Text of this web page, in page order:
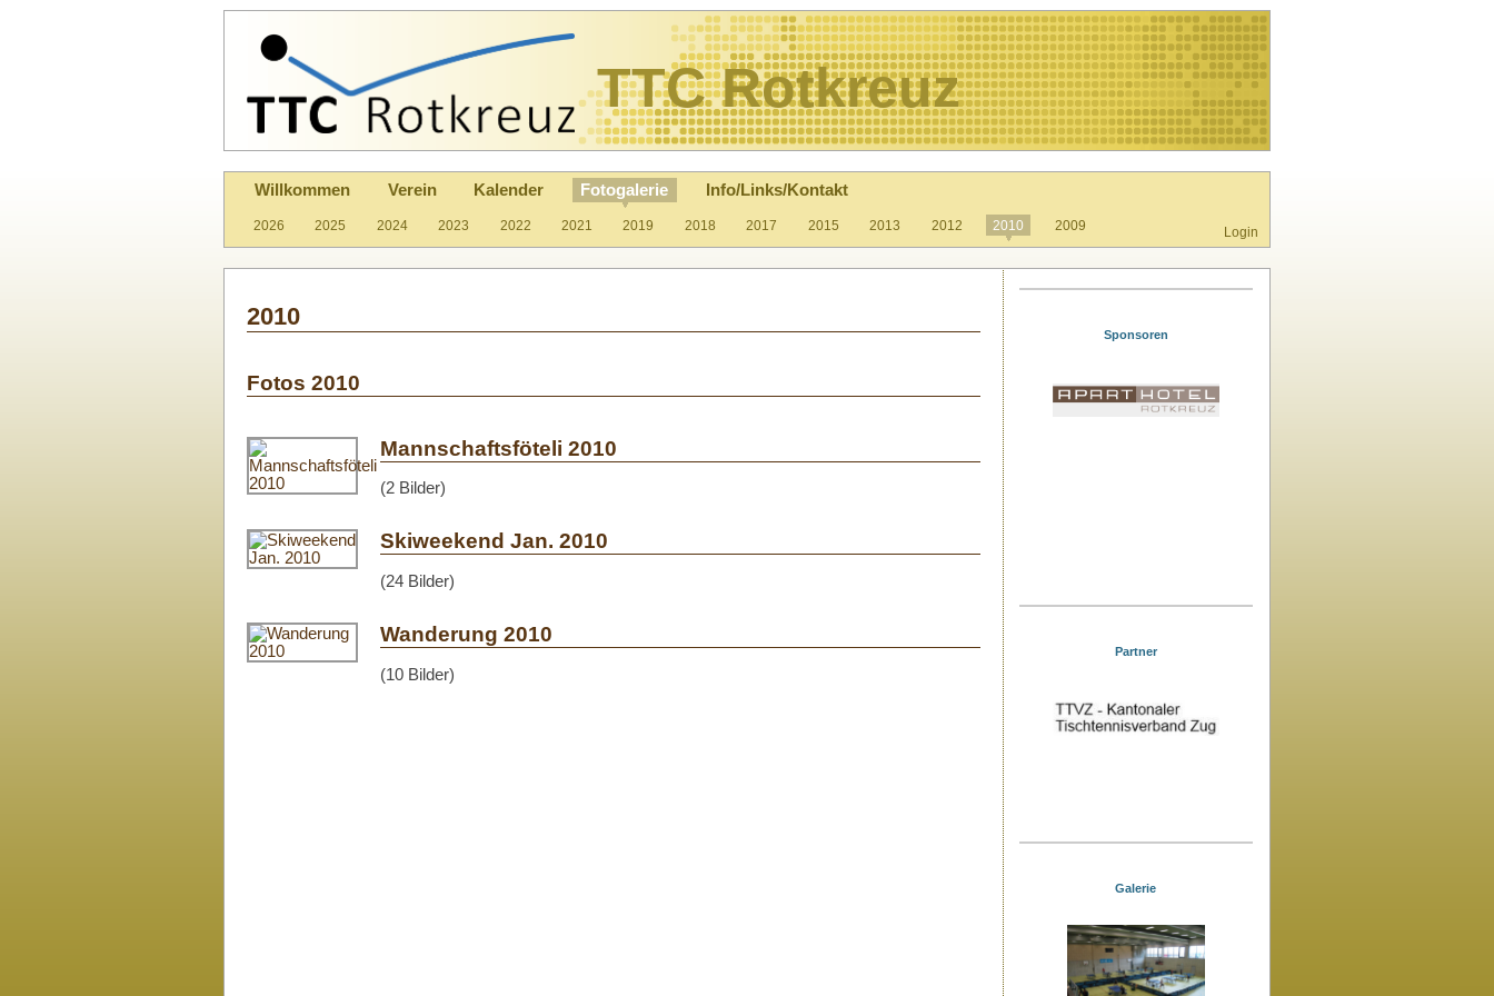
TTC Rotkreuz
Willkommen Verein Kalender Fotogalerie Info/Links/Kontakt
2026 2025 2024 2023 2022 2021 2019 2018 2017 2015 2013 2012 2010 2009 Login
2010
Fotos 2010
Mannschaftsföteli 2010
(2 Bilder)
Skiweekend Jan. 2010
(24 Bilder)
Wanderung 2010
(10 Bilder)
Sponsoren
Club Noi
Partner
Galerie